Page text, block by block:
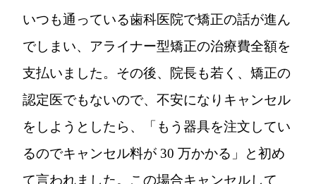
いつも通っている歯科医院で矯正の話が進ん
でしまい、アライナー型矯正の治療費全額を
支払いました。その後、院長も若く、矯正の
認定医でもないので、不安になりキャンセル
をしようとしたら、「もう器具を注文してい
るのでキャンセル料が 30 万かかる」と初め
て言われました。この場合キャンセルして